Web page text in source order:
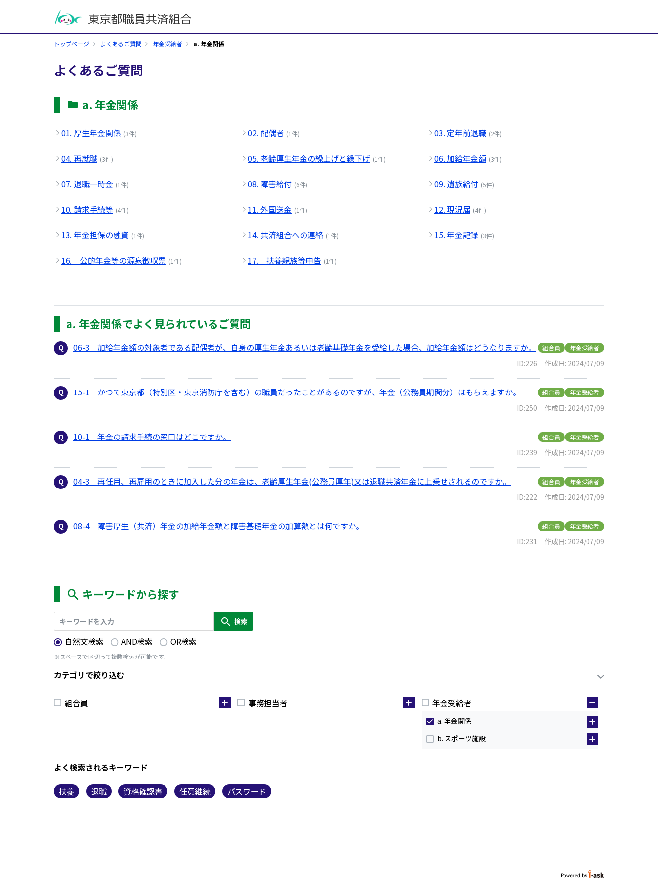
トップページ よくあるご質問 年金受給者 a. 年金関係
よくあるご質問
a. 年金関係
01. 厚生年金関係 (3件) 02. 配偶者 (1件) 03. 定年前退職 (2件)
04. 再就職 (3件) 05. 老齢厚生年金の繰上げと繰下げ (1件) 06. 加給年金額 (3件)
07. 退職一時金 (1件) 08. 障害給付 (6件) 09. 遺族給付 (5件)
10. 請求手続等 (4件) 11. 外国送金 (1件) 12. 現況届 (4件)
13. 年金担保の融資 (1件) 14. 共済組合への連絡 (1件) 15. 年金記録 (3件)
16. 公的年金等の源泉徴収票 (1件) 17. 扶養親族等申告 (1件)
a. 年金関係でよく見られているご質問
06-3 加給年金額の対象者である配偶者が、自身の厚生年金あるいは老齢基礎年金を受給した場合、加給年金額はどうなりますか。 組合員 年金受給者
ID:226 作成日: 2024/07/09
15-1 かつて東京都（特別区・東京消防庁を含む）の職員だったことがあるのですが、年金（公務員期間分）はもらえますか。 組合員 年金受給者
ID:250 作成日: 2024/07/09
10-1 年金の請求手続の窓口はどこですか。 組合員 年金受給者
ID:239 作成日: 2024/07/09
04-3 再任用、再雇用のときに加入した分の年金は、老齢厚生年金(公務員厚年)又は退職共済年金に上乗せされるのですか。 組合員 年金受給者
ID:222 作成日: 2024/07/09
08-4 障害厚生（共済）年金の加給年金額と障害基礎年金の加算額とは何ですか。 組合員 年金受給者
ID:231 作成日: 2024/07/09
キーワードから探す
自然文検索 AND検索 OR検索
※スペースで区切って複数検索が可能です。
カテゴリで絞り込む
組合員 事務担当者 年金受給者
a. 年金関係
b. スポーツ施設
よく検索されるキーワード
扶養 退職 資格確認書 任意継続 パスワード